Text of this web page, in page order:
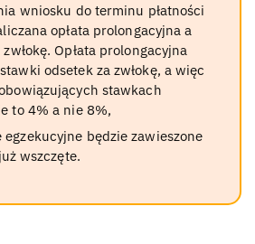
wniosku do terminu płatności
opłata prolongacyjna a
Opłata prolongacyjna
odsetek za zwłokę, a więc
stawkach
to 4% a nie 8%,
egzekucyjne będzie zawieszone
wszczęte.